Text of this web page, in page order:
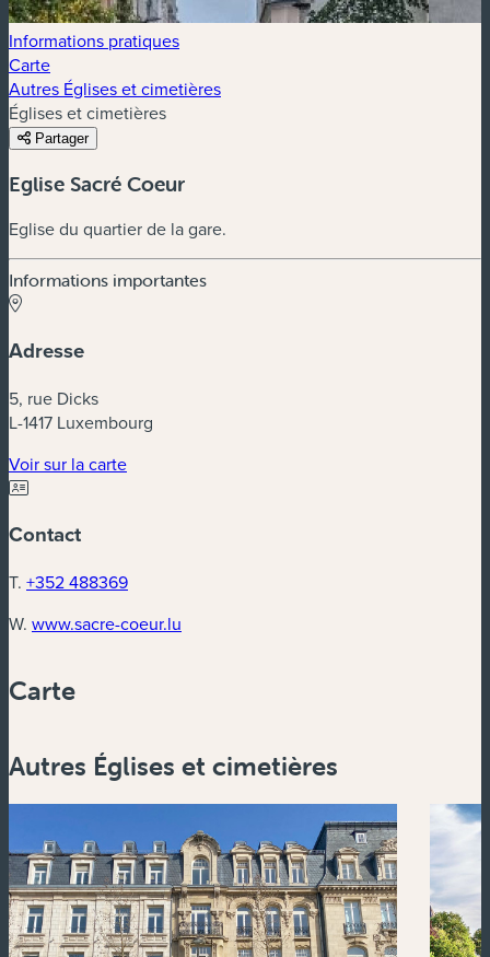
Informations pratiques
Carte
Autres Églises et cimetières
Églises et cimetières
Partager
Eglise Sacré Coeur
Eglise du quartier de la gare.
Informations importantes
Adresse
5, rue Dicks
L-1417 Luxembourg
Voir sur la carte(nouvelle fenêtre)
Contact
T. +352 488369
W. www.sacre-coeur.lu
Carte
Zoom
Zoom
Autres Églises et cimetières